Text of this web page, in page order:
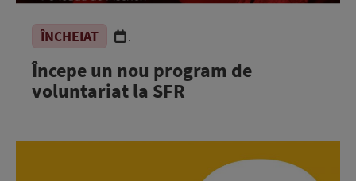
ÎNCHEIAT .
Începe un nou program de
voluntariat la SFR